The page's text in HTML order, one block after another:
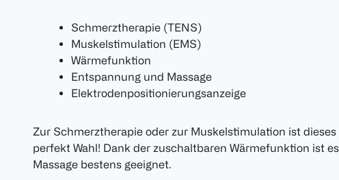
Schmerztherapie (TENS)
Muskelstimulation (EMS)
Wärmefunktion
Entspannung und Massage
Elektrodenpositionierungsanzeige
Zur Schmerztherapie oder zur Muskelstimulation ist dieses
perfekt Wahl! Dank der zuschaltbaren Wärmefunktion ist
Massage bestens geeignet.